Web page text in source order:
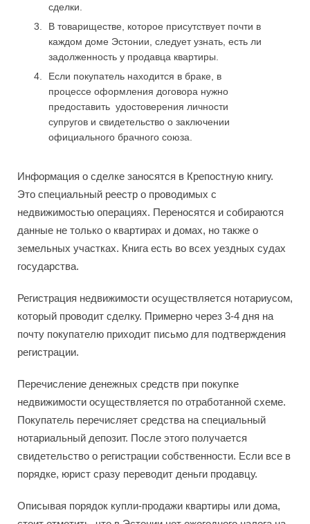
сделки.
В товариществе, которое присутствует почти в
каждом доме Эстонии, следует узнать, есть ли
задолженность у продавца квартиры.
Если покупатель находится в браке, в
процессе оформления договора нужно
предоставить удостоверения личности
супругов и свидетельство о заключении
официального брачного союза.
Информация о сделке заносятся в Крепостную книгу.
Это специальный реестр о проводимых с
недвижимостью операциях. Переносятся и собираются
данные не только о квартирах и домах, но также о
земельных участках. Книга есть во всех уездных судах
государства.
Регистрация недвижимости осуществляется нотариусом,
который проводит сделку. Примерно через 3-4 дня на
почту покупателю приходит письмо для подтверждения
регистрации.
Перечисление денежных средств при покупке
недвижимости осуществляется по отработанной схеме.
Покупатель перечисляет средства на специальный
нотариальный депозит. После этого получается
свидетельство о регистрации собственности. Если все в
порядке, юрист сразу переводит деньги продавцу.
Описывая порядок купли-продажи квартиры или дома,